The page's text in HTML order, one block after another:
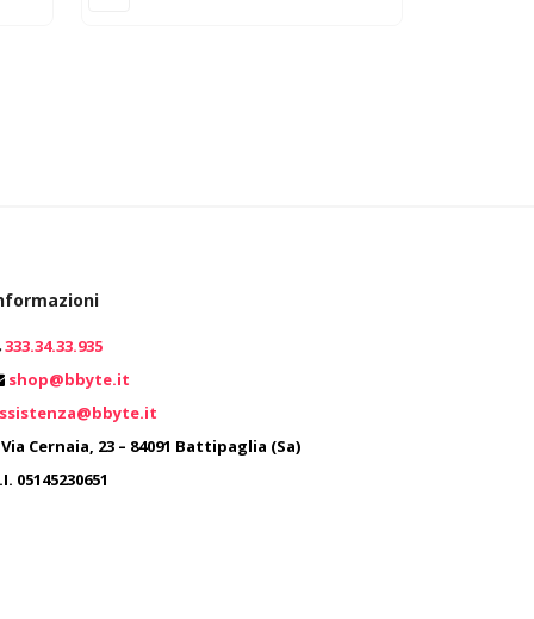
333.34.33.935
shop@bbyte.it
Cernaia, 23 – 84091 Battipaglia (Sa)
05145230651